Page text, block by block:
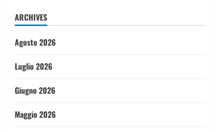
ARCHIVES
Agosto 2026
Luglio 2026
Giugno 2026
Maggio 2026